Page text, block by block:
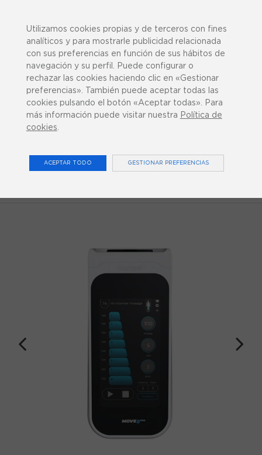
MAQUINARIA Y MOBILIARIO
Utilizamos cookies propias y de terceros con fines
analíticos y para mostrarle publicidad relacionada
con sus preferencias en función de sus hábitos de
navegación y su perfil. Puede configurar o
rechazar las cookies haciendo clic en «Gestionar
preferencias». También puede aceptar todas las
cookies pulsando el botón «Aceptar todas». Para
más información puede visitar nuestra Política de
cookies.
ACEPTAR TODO GESTIONAR PREFERENCIAS